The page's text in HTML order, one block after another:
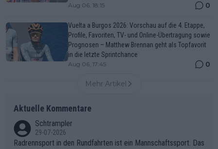
Aug 06, 18:15 0
Vuelta a Burgos 2026: Vorschau auf die 4. Etappe,
Profile, Favoriten, TV- und Online-Übertragung sowie
Prognosen – Matthew Brennan geht als Topfavorit
in die letzte Sprintchance
Aug 06, 17:45 0
Mehr Artikel
Aktuelle Kommentare
Schtrampler
29-07-2026
Radrennsport in den Rundfahrten ist ein Mannschaftssport. Das